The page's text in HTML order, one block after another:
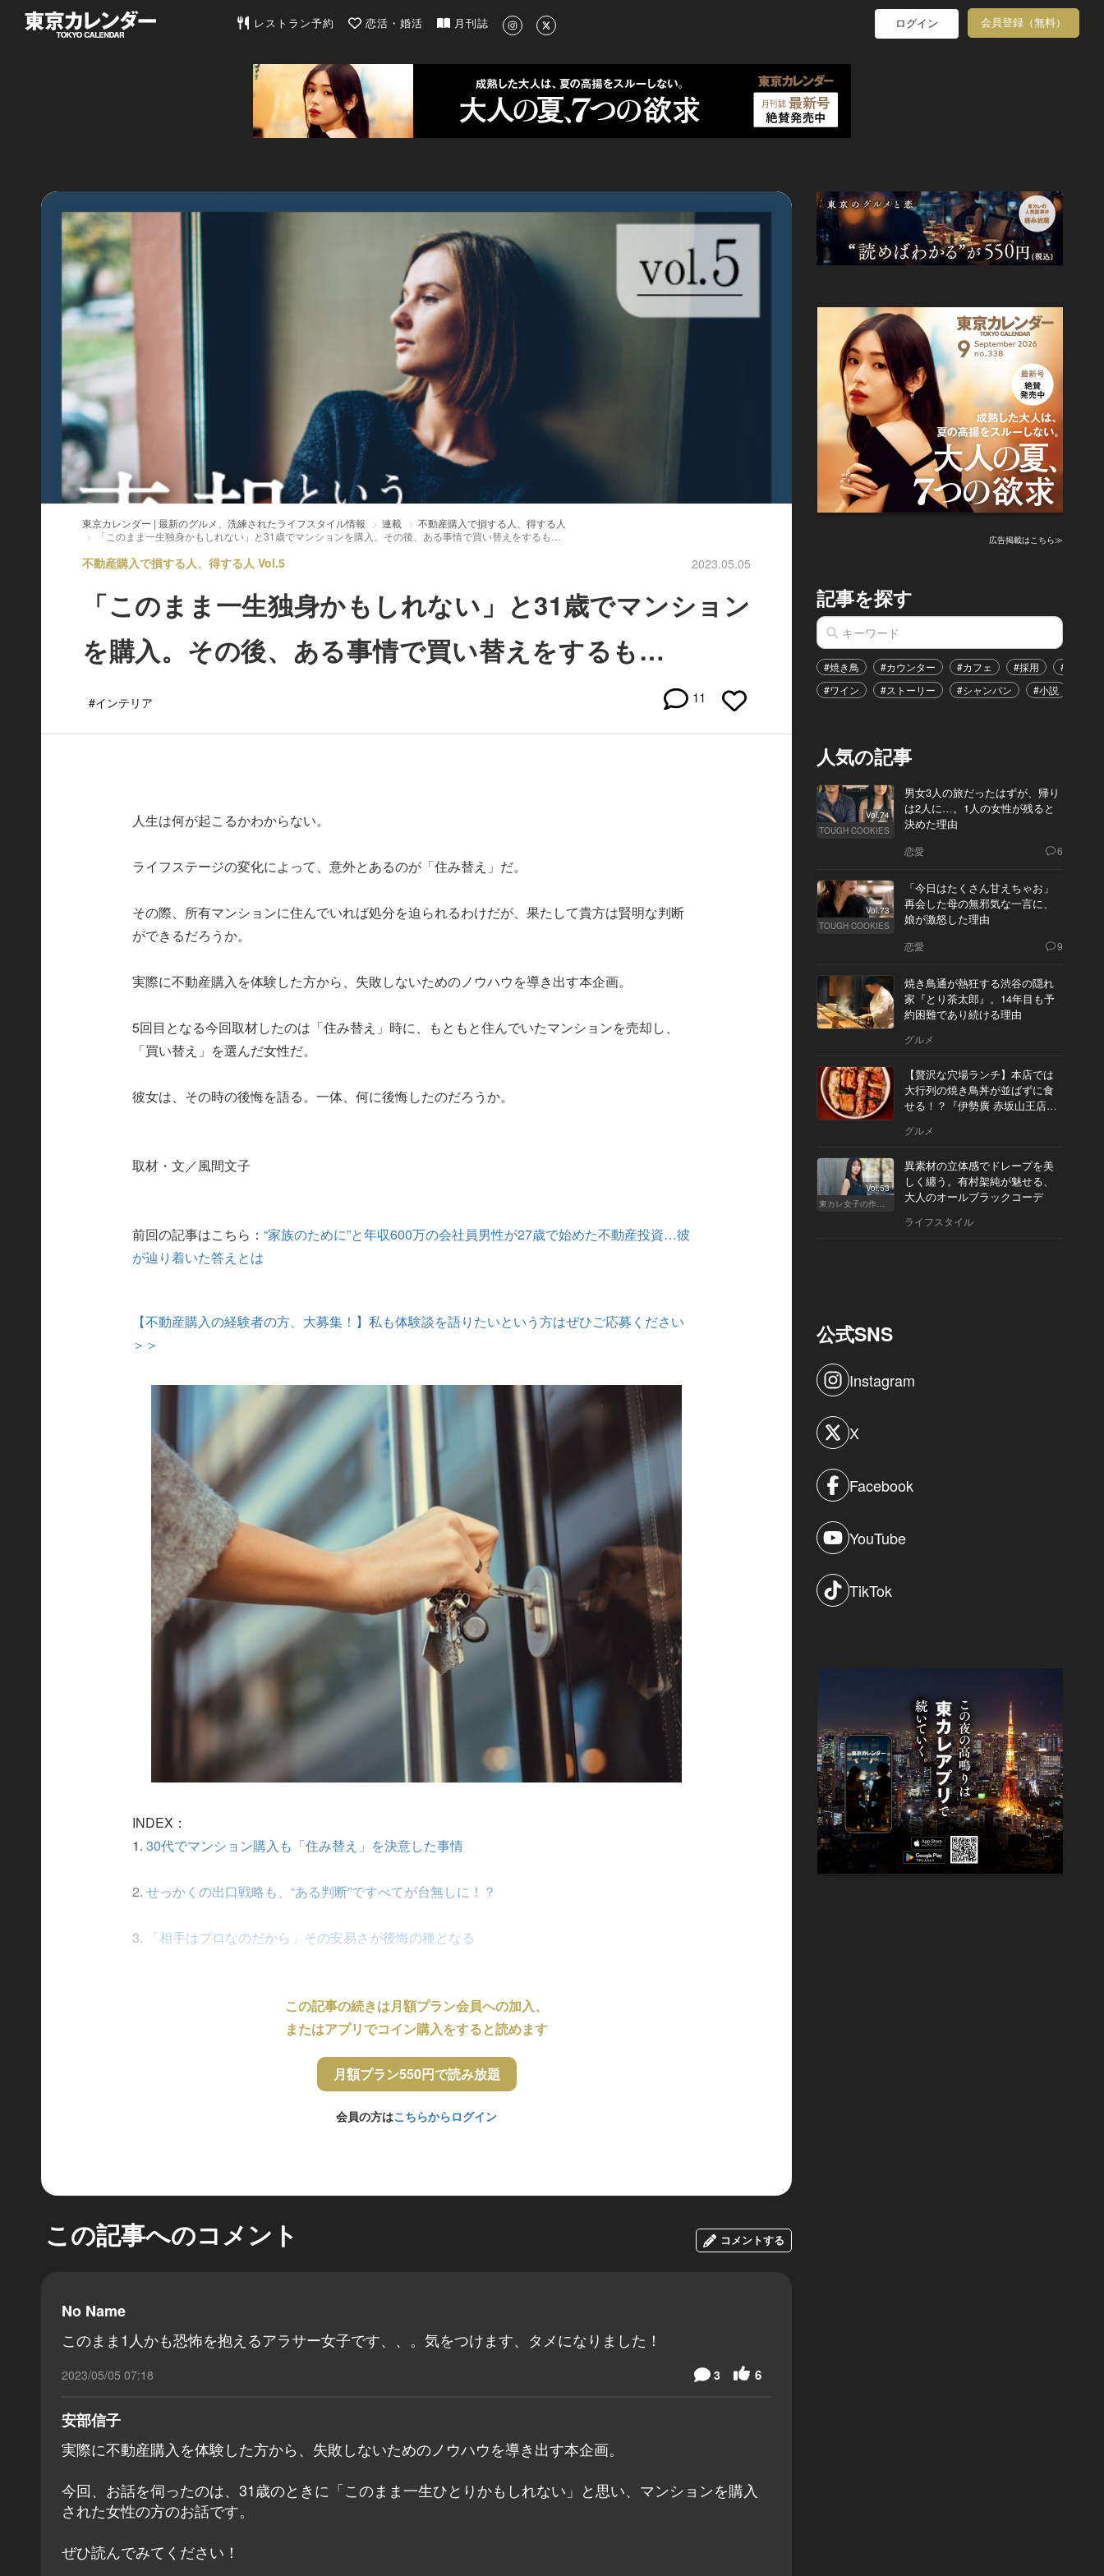
東京カレンダー | 最新のグルメ、洗練されたライフスタイル情報
レストラン予約 恋活・婚活 月刊誌 ログイン 会員登録（無料）
東京カレンダー | 最新のグルメ、洗練されたライフスタイル情報 連載
不動産購入で損する人、得する人
「このまま一生独身かもしれない」と31歳でマンションを購入。その後、ある事情で買い替えをするも…
不動産購入で損する人、得する人 Vol.5 2023.05.05
「このまま一生独身かもしれない」と31歳でマンション
を購入。その後、ある事情で買い替えをするも…
#インテリア 11
人生は何が起こるかわからない。
ライフステージの変化によって、意外とあるのが「住み替え」だ。
その際、所有マンションに住んでいれば処分を迫られるわけだが、果たして貴方は賢明な判断
ができるだろうか。
実際に不動産購入を体験した方から、失敗しないためのノウハウを導き出す本企画。
5回目となる今回取材したのは「住み替え」時に、もともと住んでいたマンションを売却し、
「買い替え」を選んだ女性だ。
彼女は、その時の後悔を語る。一体、何に後悔したのだろうか。
取材・文／風間文子
前回の記事はこちら：“家族のために”と年収600万の会社員男性が27歳で始めた不動産投資…彼
が辿り着いた答えとは
【不動産購入の経験者の方、大募集！】私も体験談を語りたいという方はぜひご応募ください
＞＞
INDEX：
1.30代でマンション購入も「住み替え」を決意した事情
2.せっかくの出口戦略も、“ある判断”ですべてが台無しに！？
3. 「相手はプロなのだから」その安易さが後悔の種となる
この記事の続きは月額プラン会員への加入、
またはアプリでコイン購入をすると読めます
月額プラン550円で読み放題
会員の方はこちらからログイン
この記事へのコメント コメントする
No Name
このまま1人かも恐怖を抱えるアラサー女子です、、。気をつけます、タメになりました！
2023/05/05 07:18 6
3
安部信子
実際に不動産購入を体験した方から、失敗しないためのノウハウを導き出す本企画。
今回、お話を伺ったのは、31歳のときに「このまま一生ひとりかもしれない」と思い、マンションを購入
された女性の方のお話です。
ぜひ読んでみてください！
広告掲載はこちら≫
記事を探す
#焼き鳥 #カウンター #カフェ #採用
#恋愛
#ワイン
#ストーリー #シャンパン #小説
人気の記事
Vol.74
TOUGH COOKIES
男女3人の旅だったはずが、帰り
は2人に…。1人の女性が残ると
決めた理由
恋愛 6
Vol.73
TOUGH COOKIES
「今日はたくさん甘えちゃお」
再会した母の無邪気な一言に、
娘が激怒した理由
恋愛 9
焼き鳥通が熱狂する渋谷の隠れ
家『とり茶太郎』。14年目も予
約困難であり続ける理由
グルメ
【贅沢な穴場ランチ】本店では
大行列の焼き鳥丼が並ばずに食
せる！？『伊勢廣 赤坂山王店』
グルメ
Vol.53
東カレ女子の作り方
異素材の立体感でドレープを美
しく纏う。有村架純が魅せる、
大人のオールブラックコーデ
ライフスタイル
公式SNS
Instagram
X
Facebook
YouTube
TikTok